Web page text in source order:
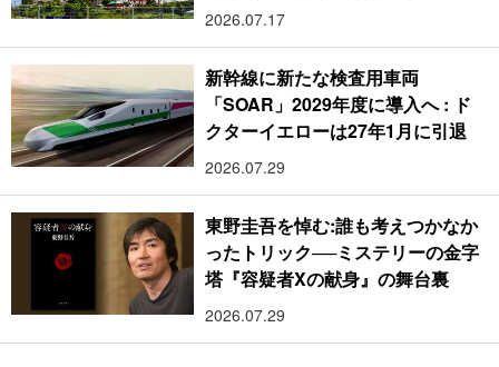
2026.07.17
新幹線に新たな検査用車両
「SOAR」2029年度に導入へ : ド
クターイエローは27年1月に引退
2026.07.29
東野圭吾を悼む:誰も考えつかなか
ったトリック──ミステリーの金字
塔『容疑者Xの献身』の舞台裏
2026.07.29